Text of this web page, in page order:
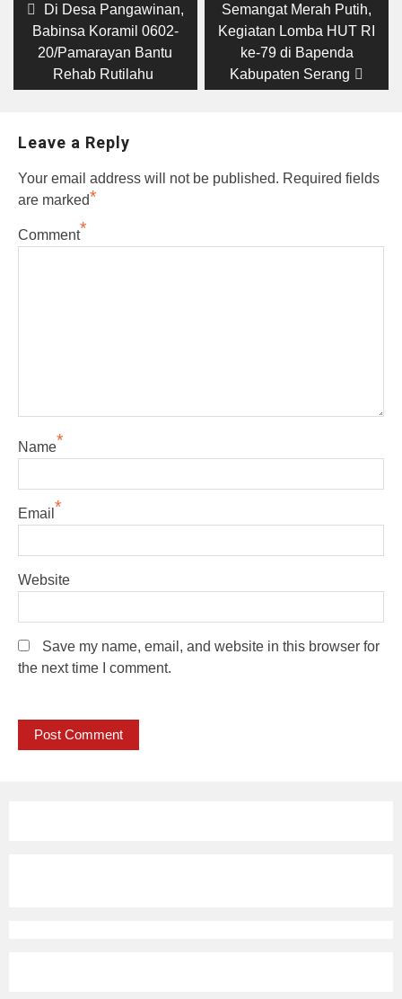
Post
navigation
Previous
post:
Di Desa Pangawinan,
Babinsa Koramil 0602-
20/Pamarayan Bantu
Rehab Rutilahu
Next
post:
Semangat Merah Putih,
Kegiatan Lomba HUT RI
ke-79 di Bapenda
Kabupaten Serang
Leave a Reply
Your email address will not be published. Required fields
are marked*
Comment*
Name*
Email *
Website
Save my name, email, and website in this browser for
the next time I comment.